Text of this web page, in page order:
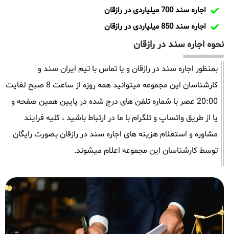
اجاره سند 700 میلیاردی در رازقان
اجاره سند 850 میلیاردی در رازقان
نحوه اجاره سند در رازقان
بمنظور اجاره سند در رازقان و یا تماس با تیم ایران سند و
کارشناسان این مجموعه میتوانید همه روزه از ساعت 8 صبح لغایت
20:00 عصر با شماره تلفن های درج شده در پایین همین صفحه و
یا از طریق واتساپ و تلگرام با ما در ارتباط باشید ، کلیه فرایند
مشاوره و استعلام هزینه های اجاره سند در رازقان بصورت رایگان
توسط کارشناسان این مجموعه اعلام میشوند.